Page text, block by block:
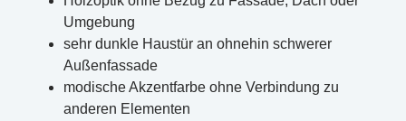
Umgebung
sehr dunkle Haustür an ohnehin schwerer
Außenfassade
modische Akzentfarbe ohne Verbindung zu
anderen Elementen